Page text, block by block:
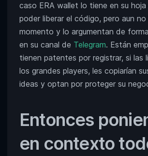
caso ERA wallet lo tiene en su
poder liberar el código, pero aun
momento y lo argumentan de
en su canal de Telegram. Están
tienen patentes por registrar, si las
los grandes players, les copiarían
ideas y optan por proteger su
Entonces
en contexto